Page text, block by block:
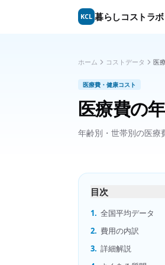
KCL 暮らしコストラボ
ホーム コストデータ 医
医療費・健康コスト
医療費の
年齢別・世帯別の医療
目次
1. 全国平均データ
2. 費用の内訳
3. 詳細解説